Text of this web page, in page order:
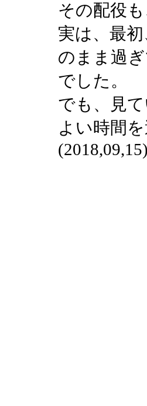
その配役
実は、最
のまま過
でした。
でも、見
よい時間
(2018,09,15)